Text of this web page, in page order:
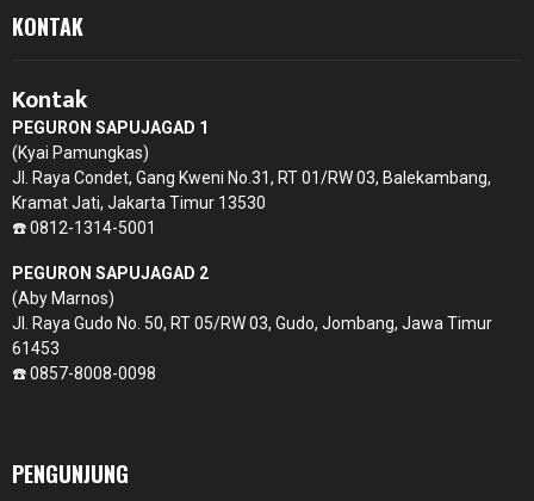
KONTAK
Kontak
PEGURON SAPUJAGAD 1
(Kyai Pamungkas)
Jl. Raya Condet, Gang Kweni No.31, RT 01/RW 03, Balekambang,
Kramat Jati, Jakarta Timur 13530
☎️ 0812-1314-5001
PEGURON SAPUJAGAD 2
(Aby Marnos)
Jl. Raya Gudo No. 50, RT 05/RW 03, Gudo, Jombang, Jawa Timur
61453
☎️ 0857-8008-0098
PENGUNJUNG